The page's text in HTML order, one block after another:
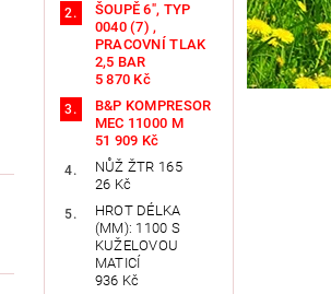
ŠOUPĚ 6", TYP
0040 (7) ,
PRACOVNÍ TLAK
2,5 BAR
5 870 Kč
B&P KOMPRESOR
MEC 11000 M
51 909 Kč
NŮŽ ŽTR 165
26 Kč
HROT DÉLKA
(MM): 1100 S
KUŽELOVOU
MATICÍ
936 Kč